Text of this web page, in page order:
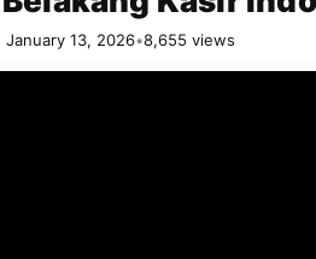
January 13, 2026•8,655 views